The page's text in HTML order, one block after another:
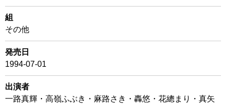
組
その他
発売日
1994-07-01
出演者
一路真輝・高嶺ふぶき・麻路さき・轟悠・花總まり・真矢